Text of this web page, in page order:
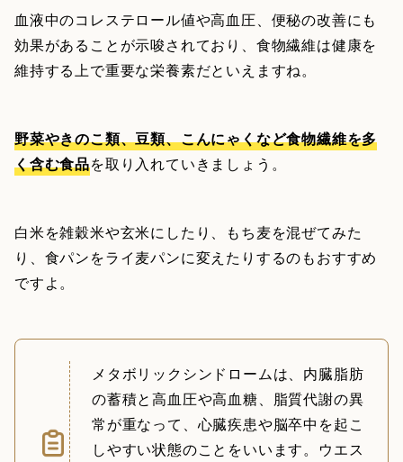
血液中のコレステロール値や高血圧、便秘の改善にも
効果があることが示唆されており、食物繊維は健康を
維持する上で重要な栄養素だといえますね。
野菜やきのこ類、豆類、こんにゃくなど食物繊維を多
く含む食品を取り入れていきましょう。
白米を雑穀米や玄米にしたり、もち麦を混ぜてみた
り、食パンをライ麦パンに変えたりするのもおすすめ
ですよ。
メタボリックシンドロームは、内臓脂肪
の蓄積と高血圧や高血糖、脂質代謝の異
常が重なって、心臓疾患や脳卒中を起こ
しやすい状態のことをいいます。ウエス